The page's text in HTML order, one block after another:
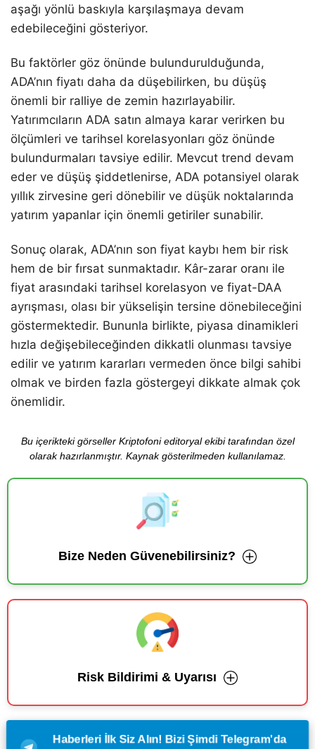
aşağı yönlü baskıyla karşılaşmaya devam
edebileceğini gösteriyor.
Bu faktörler göz önünde bulundurulduğunda,
ADA’nın fiyatı daha da düşebilirken, bu düşüş
önemli bir ralliye de zemin hazırlayabilir.
Yatırımcıların ADA satın almaya karar verirken bu
ölçümleri ve tarihsel korelasyonları göz önünde
bulundurmaları tavsiye edilir. Mevcut trend devam
eder ve düşüş şiddetlenirse, ADA potansiyel olarak
yıllık zirvesine geri dönebilir ve düşük noktalarında
yatırım yapanlar için önemli getiriler sunabilir.
Sonuç olarak, ADA’nın son fiyat kaybı hem bir risk
hem de bir fırsat sunmaktadır. Kâr-zarar oranı ile
fiyat arasındaki tarihsel korelasyon ve fiyat-DAA
ayrışması, olası bir yükselişin tersine dönebileceğini
göstermektedir. Bununla birlikte, piyasa dinamikleri
hızla değişebileceğinden dikkatli olunması tavsiye
edilir ve yatırım kararları vermeden önce bilgi sahibi
olmak ve birden fazla göstergeyi dikkate almak çok
önemlidir.
Bu içerikteki görseller Kriptofoni editoryal ekibi tarafından özel
olarak hazırlanmıştır. Kaynak gösterilmeden kullanılamaz.
Bize Neden Güvenebilirsiniz?
Risk Bildirimi & Uyarısı
Haberleri İlk Siz Alın! Bizi Şimdi Telegram'da